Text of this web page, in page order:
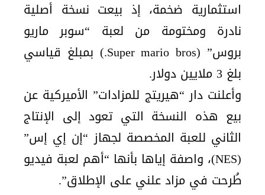
استثمارية ضخمة، إذ بيعت نسخة أصلية
نادرة ومختومة من لعبة “سوبر ماريو
بروس” (Super mario bros.) بمبلغ قياسي
بلغ 3 ملايين دولار.
وأعلنت دار “هيريتج للمزادات” الأميركية عن
بيع هذه النسخة التي تعود إلى الإنتاج
الثاني للعبة المخصصة لجهاز “إن إي إس”
(NES)، واصفة إياها بأنها “أهم لعبة فيديو
طُرحت في مزاد علني على الإطلاق”.